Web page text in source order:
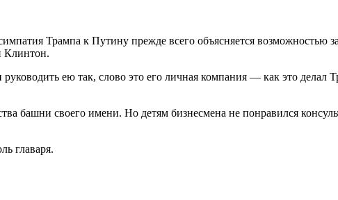
Трампа к Путину прежде всего объясняется возможностью
Клинтон.
ею так, слово это его личная компания — как это делал
башни своего имени. Но детям бизнесмена не понравился
главаря.